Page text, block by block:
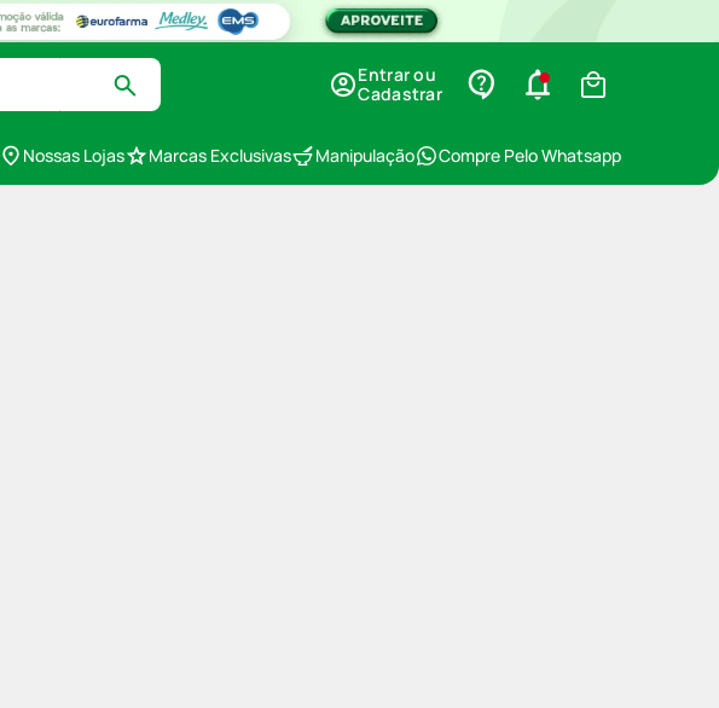
Entrar ou
Cadastrar
Nossas Lojas Marcas Exclusivas Manipulação Compre Pelo Whatsapp